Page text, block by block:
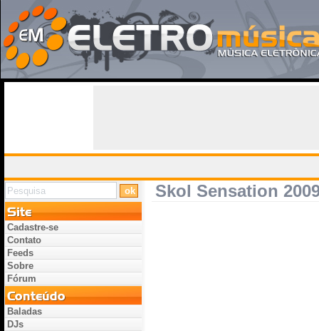
Skol Sensation
Cadastre-se
Contato
Feeds
Sobre
Fórum
Baladas
DJs